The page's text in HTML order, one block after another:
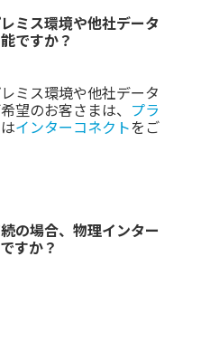
ミス環境や他社データ
ですか？
ミス環境や他社データ
望のお客さまは、 プラ
インターコネクトをご
の場合、物理インター
すか？